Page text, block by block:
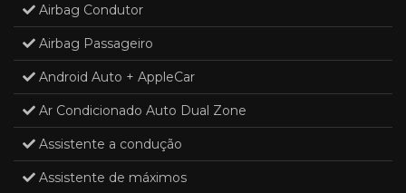
Airbag Condutor
Airbag Passageiro
Android Auto + AppleCar
Ar Condicionado Auto Dual Zone
Assistente a condução
Assistente de máximos